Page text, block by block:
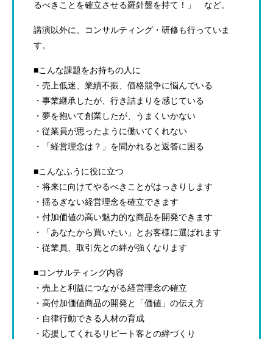
るべきことを確立させる羅針盤を持て！」 など。
講演以外に、コンサルティング・研修も行っていま
す。
■こんな課題をお持ちの人に
・売上低迷、業績不振、価格競争に悩んでいる
・事業継承したが、行き詰まりを感じている
・夢を抱いて創業したが、うまくいかない
・従業員が思ったように働いてくれない
・「経営理念は？」を聞かれると返答に困る
■こんなふうに役に立つ
・将来に向けてやるべきことがはっきりします
・揺るぎない経営理念を確立できます
・付加価値の高い魅力的な商品を開発できます
・「あなたから買いたい」とお客様に選ばれます
・従業員、取引先との絆が強くなります
■コンサルティング内容
・売上と利益につながる経営理念の確立
・高付加価値商品の開発と「価値」の伝え方
・自律行動できる人材の育成
・応援してくれるリピート客との絆づくり